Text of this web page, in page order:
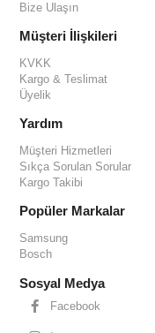
Bize Ulaşın
Müşteri İlişkileri
KVKK
Kargo & Teslimat
Üyelik
Yardım
Müşteri Hizmetleri
Sıkça Sorulan Sorular
Kargo Takibi
Popüler Markalar
Samsung
Bosch
Sosyal Medya
Facebook